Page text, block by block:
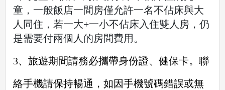
童，一般飯店一間房僅允許一名不佔床與大
人同住，若一大+一小不佔床入住雙人房，仍
是需要付兩個人的房間費用。
3、旅遊期間請務必攜帶身份證、健保卡。聯
絡手機請保持暢通，如因手機號碼錯誤或無